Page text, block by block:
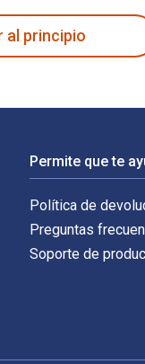
al principio
Permite que te
Política de
Preguntas
Soporte de